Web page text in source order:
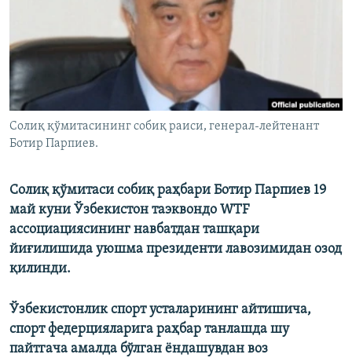
Солиқ қўмитасининг собиқ раиси, генерал-лейтенант
Ботир Парпиев.
Солиқ қўмитаси собиқ раҳбари Ботир Парпиев 19
май куни Ўзбекистон таэквондо WTF
ассоциациясининг навбатдан ташқари
йиғилишида уюшма президенти лавозимидан озод
қилинди.
Ўзбекистонлик спорт усталарининг айтишича,
спорт федерцияларига раҳбар танлашда шу
пайтгача амалда бўлган ёндашувдан воз